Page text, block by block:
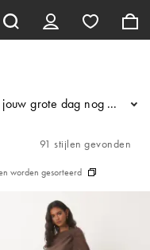
grote dag nog beter
...
91 stijlen gevonden
worden gesorteerd